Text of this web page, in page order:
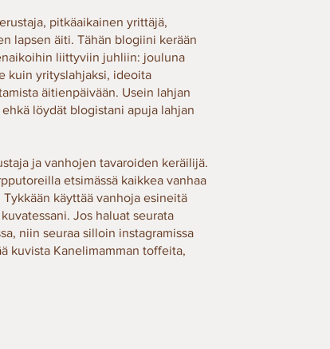
pitkäaikainen yrittäjä,
lapsen äiti. Tähän blogiini kerään
liittyviin juhliin: jouluna
kuin yrityslahjaksi, ideoita
äitienpäivään. Usein lahjan
löydät blogistani apuja lahjan
ja vanhojen tavaroiden keräilijä.
etsimässä kaikkea vanhaa
käyttää vanhoja esineitä
Jos haluat seurata
niin seuraa silloin instagramissa
kuvista Kanelimamman toffeita,